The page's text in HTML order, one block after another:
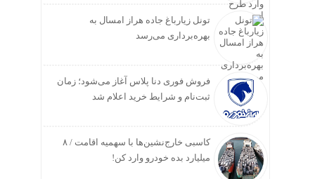
تونل زیارباغ جاده هراز امسال به
بهره‌برداری می‌رسد
فروش فوری دنا پلاس آغاز می‌شود؛ زمان
ثبت‌نام و شرایط خرید اعلام شد
کاسبی خارج‌نشین‌ها با سهمیه اقامت / ۸
میلیارد بده خودرو وارد کن!